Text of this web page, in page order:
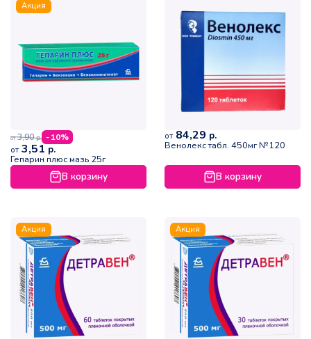
Акция
от 3,90р. - 10%
от 3,51 р.
Гепарин плюс мазь 25г
В корзину
от 84,29 р.
Венолекс табл. 450мг №120
В корзину
Акция Акция